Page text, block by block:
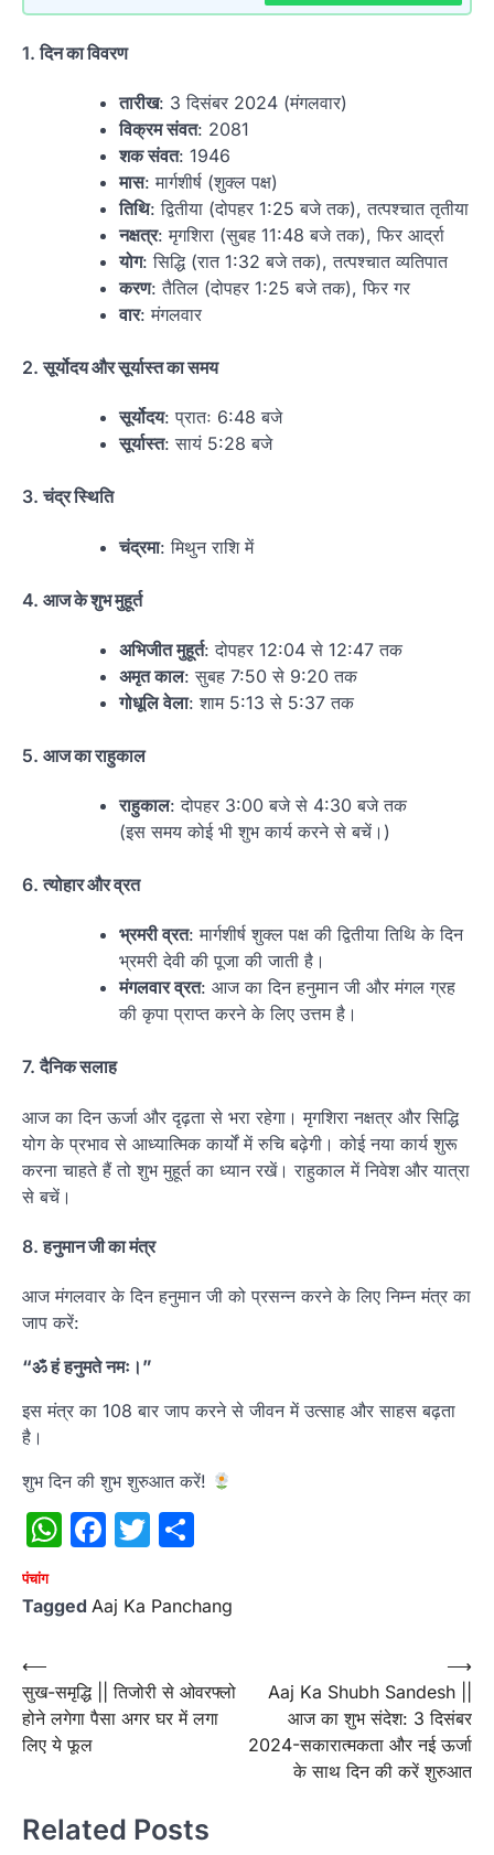
1.दिन का विवरण
तारीख: 3 दिसंबर 2024 (मंगलवार)
विक्रम संवत: 2081
शक संवत: 1946
मास: मार्गशीर्ष (शुक्ल पक्ष)
तिथि: द्वितीया (दोपहर 1:25 बजे तक), तत्पश्चात तृतीया
नक्षत्र: मृगशिरा (सुबह 11:48 बजे तक), फिर आर्द्रा
योग: सिद्धि (रात 1:32 बजे तक), तत्पश्चात व्यतिपात
करण: तैतिल (दोपहर 1:25 बजे तक), फिर गर
वार: मंगलवार
2.सूर्योदय और सूर्यास्त का समय
सूर्योदय: प्रातः 6:48 बजे
सूर्यास्त: सायं 5:28 बजे
3.चंद्र स्थिति
चंद्रमा: मिथुन राशि में
4. आज के शुभ मुहूर्त
अभिजीत मुहूर्त: दोपहर 12:04 से 12:47 तक
अमृत काल: सुबह 7:50 से 9:20 तक
गोधूलि वेला: शाम 5:13 से 5:37 तक
5. आज का राहुकाल
राहुकाल: दोपहर 3:00 बजे से 4:30 बजे तक
(इस समय कोई भी शुभ कार्य करने से बचें।)
6.त्योहार और व्रत
भ्रमरी व्रत: मार्गशीर्ष शुक्ल पक्ष की द्वितीया तिथि के दिन
भ्रमरी देवी की पूजा की जाती है।
मंगलवार व्रत: आज का दिन हनुमान जी और मंगल ग्रह
की कृपा प्राप्त करने के लिए उत्तम है।
7.दैनिक सलाह
आज का दिन ऊर्जा और दृढ़ता से भरा रहेगा। मृगशिरा नक्षत्र और सिद्धि
योग के प्रभाव से आध्यात्मिक कार्यों में रुचि बढ़ेगी। कोई नया कार्य शुरू
करना चाहते हैं तो शुभ मुहूर्त का ध्यान रखें। राहुकाल में निवेश और यात्रा
से बचें।
8.हनुमान जी का मंत्र
आज मंगलवार के दिन हनुमान जी को प्रसन्न करने के लिए निम्न मंत्र का
जाप करें:
“ॐ हं हनुमते नमः।”
इस मंत्र का 108 बार जाप करने से जीवन में उत्साह और साहस बढ़ता
है।
शुभ दिन की शुभ शुरुआत करें!
WhatsApp
Facebook
Twitter
पंचांग
Tagged Aaj Ka Panchang
Post
navigation
⟵
सुख-समृद्धि || तिजोरी से ओवरफ्लो
होने लगेगा पैसा अगर घर में लगा
लिए ये फूल
Aaj Ka Shubh Sandesh ||
आज का शुभ संदेश: 3 दिसंबर
2024-सकारात्मकता और नई ऊर्जा
के साथ दिन की करें शुरुआत
⟶
Related Posts